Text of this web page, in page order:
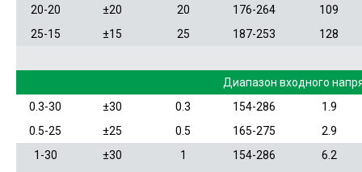
20-20
±20 20 176-264
109
25-15
±15 25 187-253 128
Диапазон входного
0.3-30
±30 0.3 154-286
1.9
0.5-25
±25 0.5 165-275
2.9
1-30
±30 1 154-286
6.2